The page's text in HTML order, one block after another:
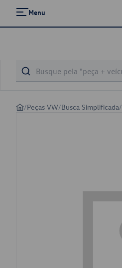
Menu
/Peças VW/Busca Simplificada/